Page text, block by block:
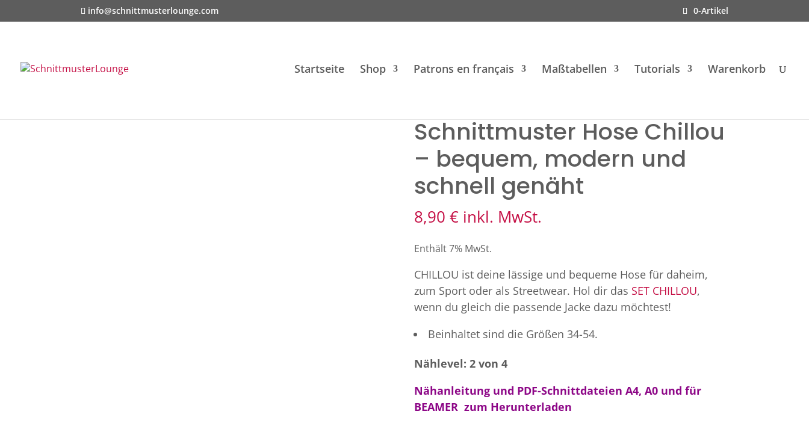
info@schnittmusterlounge.com 0-Artikel
Startseite Shop Patrons en français Maßtabellen Tutorials Warenkorb
Schnittmuster Hose Chillou
– bequem, modern und
schnell genäht
8,90€ inkl. MwSt.
Enthält 7% MwSt.
CHILLOU ist deine lässige und bequeme Hose für daheim,
zum Sport oder als Streetwear. Hol dir das SET CHILLOU,
wenn du gleich die passende Jacke dazu möchtest!
Beinhaltet sind die Größen 34-54.
Nählevel: 2 von 4
Nähanleitung und PDF-Schnittdateien A4, A0 und für
BEAMER zum Herunterladen